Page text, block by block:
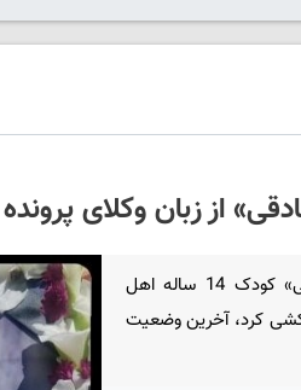
از زبان وکلای پرونده
سرویس کردستان- وکلای پرونده «فرید صادقی» کودک 14 ساله اهل
کرد، آخرین وضعیت